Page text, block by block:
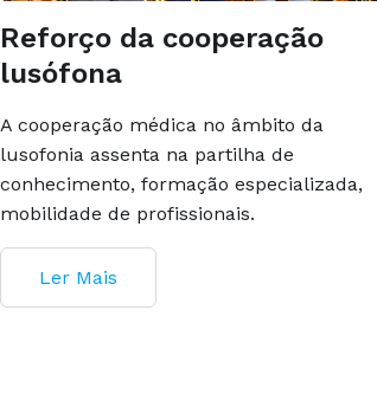
Reforço da cooperação
lusófona
A cooperação médica no âmbito da
lusofonia assenta na partilha de
conhecimento, formação especializada,
mobilidade de profissionais.
Ler Mais